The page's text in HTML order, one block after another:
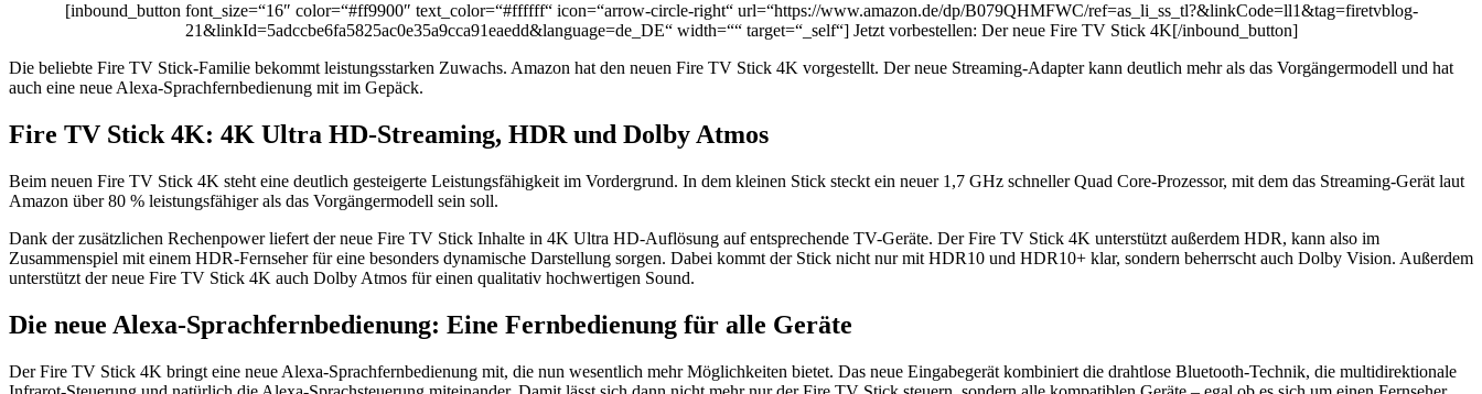
[inbound_button font_size=“16″ color=“#ff9900″ text_color=“#ffffff“ icon=“arrow-circle-right“ url=“https://www.amazon.de/dp/B079QHMFWC/ref=as_li_ss_tl?&linkCode=ll1&tag=firetvblog-
21&linkId=5adccbe6fa5825ac0e35a9cca91eaedd&language=de_DE“ width=““ target=“_self“] Jetzt vorbestellen: Der neue Fire TV Stick 4K[/inbound_button]
Die beliebte Fire TV Stick-Familie bekommt leistungsstarken Zuwachs. Amazon hat den neuen Fire TV Stick 4K vorgestellt. Der neue Streaming-Adapter kann deutlich mehr als das Vorgängermodell und hat
auch eine neue Alexa-Sprachfernbedienung mit im Gepäck.
Fire TV Stick 4K: 4K Ultra HD-Streaming, HDR und Dolby Atmos
Beim neuen Fire TV Stick 4K steht eine deutlich gesteigerte Leistungsfähigkeit im Vordergrund. In dem kleinen Stick steckt ein neuer 1,7 GHz schneller Quad Core-Prozessor, mit dem das Streaming-Gerät laut
Amazon über 80 % leistungsfähiger als das Vorgängermodell sein soll.
Dank der zusätzlichen Rechenpower liefert der neue Fire TV Stick Inhalte in 4K Ultra HD-Auflösung auf entsprechende TV-Geräte. Der Fire TV Stick 4K unterstützt außerdem HDR, kann also im
Zusammenspiel mit einem HDR-Fernseher für eine besonders dynamische Darstellung sorgen. Dabei kommt der Stick nicht nur mit HDR10 und HDR10+ klar, sondern beherrscht auch Dolby Vision. Außerdem
unterstützt der neue Fire TV Stick 4K auch Dolby Atmos für einen qualitativ hochwertigen Sound.
Die neue Alexa-Sprachfernbedienung: Eine Fernbedienung für alle Geräte
Der Fire TV Stick 4K bringt eine neue Alexa-Sprachfernbedienung mit, die nun wesentlich mehr Möglichkeiten bietet. Das neue Eingabegerät kombiniert die drahtlose Bluetooth-Technik, die multidirektionale